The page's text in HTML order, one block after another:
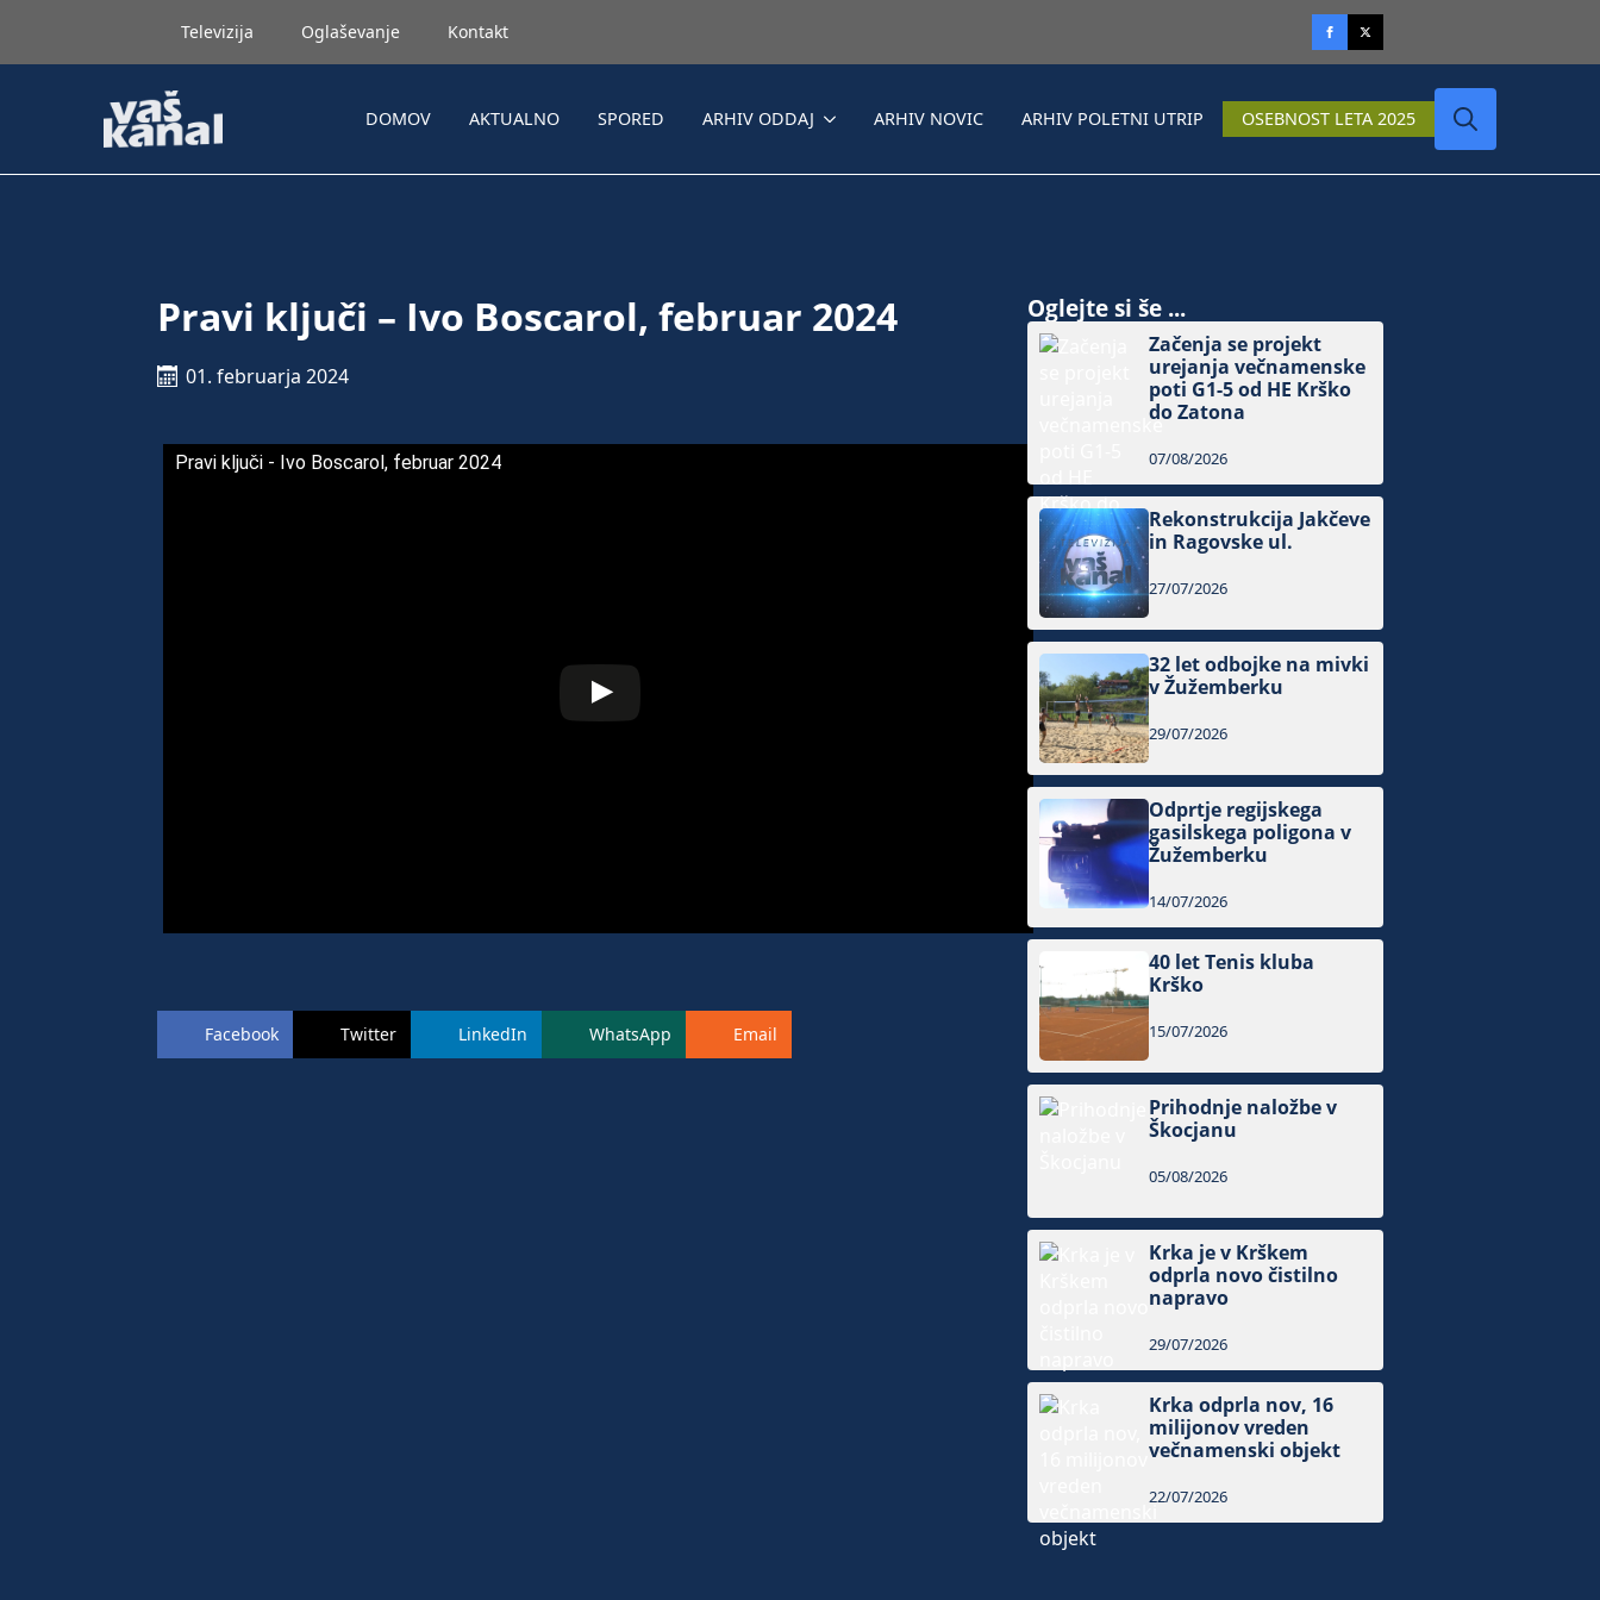
Televizija Oglaševanje Kontakt
DOMOV AKTUALNO SPORED ARHIV ODDAJ ARHIV NOVIC ARHIV POLETNI UTRIP OSEBNOST LETA 2025
Pravi ključi – Ivo Boscarol, februar 2024
01. februarja 2024
Pravi ključi - Ivo Boscarol, februar 2024
Facebook Twitter LinkedIn WhatsApp Email
Oglejte si še ...
Začenja se projekt
urejanja večnamenske
poti G1-5 od HE Krško
do Zatona
07/08/2026
Rekonstrukcija Jakčeve
in Ragovske ul.
27/07/2026
32 let odbojke na mivki
v Žužemberku
29/07/2026
Odprtje regijskega
gasilskega poligona v
Žužemberku
14/07/2026
40 let Tenis kluba
Krško
15/07/2026
Prihodnje naložbe v
Škocjanu
05/08/2026
Krka je v Krškem
odprla novo čistilno
napravo
29/07/2026
Krka odprla nov, 16
milijonov vreden
večnamenski objekt
22/07/2026